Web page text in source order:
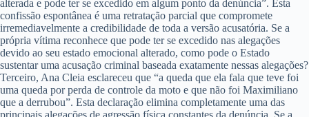
alterada e pode ter se excedido em algum ponto da denúncia”. Esta
confissão espontânea é uma retratação parcial que compromete
irremediavelmente a credibilidade de toda a versão acusatória. Se a
própria vítima reconhece que pode ter se excedido nas alegações
devido ao seu estado emocional alterado, como pode o Estado
sustentar uma acusação criminal baseada exatamente nessas alegações?
Terceiro, Ana Cleia esclareceu que “a queda que ela fala que teve foi
uma queda por perda de controle da moto e que não foi Maximiliano
que a derrubou”. Esta declaração elimina completamente uma das
principais alegações de agressão física constantes da denúncia. Se a